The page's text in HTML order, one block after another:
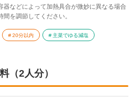
器などによって加熱具合が微妙に異なる場合
を調節してください。
20分以内 主菜でゆる減塩
（2人分）